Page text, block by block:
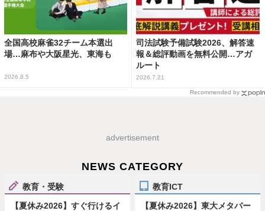
全国高校麻雀32チーム本選出
場…麻布や大阪星光、東海も
2026.8.5
司法試験予備試験2026、解答速
報＆総評動画を無料公開…アガ
ルート
2026.7.21
Recommended by
advertisement
NEWS CATEGORY
教育・受験
【夏休み2026】すぐ行けるイ
教育ICT
【夏休み2026】東大メタバー